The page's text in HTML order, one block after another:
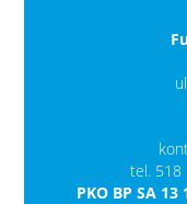
tel. 518
PKO BP SA